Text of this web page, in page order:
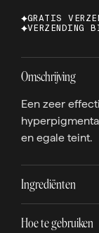
GRATIS
VERZENDING
Omschrijving
Een zeer
en egale teint.
Ingrediënten
Hoe te gebruiken